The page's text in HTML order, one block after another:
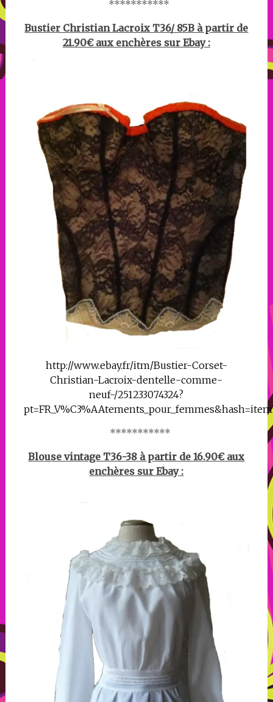
***********
Bustier Christian Lacroix T36/ 85B à partir de
21.90€ aux enchères sur Ebay :
http://www.ebay.fr/itm/Bustier-Corset-
Christian-Lacroix-dentelle-comme-
neuf-/251233074324?
***********
Blouse vintage T36-38 à partir de 16.90€ aux
enchères sur Ebay :